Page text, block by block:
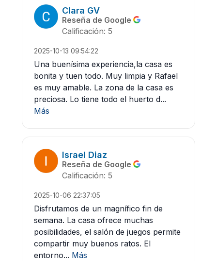
Clara GV
Reseña de Google
Calificación: 5
2025-10-13 09:54:22
Una buenísima experiencia,la casa es
bonita y tuen todo. Muy limpia y Rafael
es muy amable. La zona de la casa es
preciosa. Lo tiene todo el huerto d...
Más
Israel Diaz
Reseña de Google
Calificación: 5
2025-10-06 22:37:05
Disfrutamos de un magnífico fin de
semana. La casa ofrece muchas
posibilidades, el salón de juegos permite
compartir muy buenos ratos. El
entorno... Más